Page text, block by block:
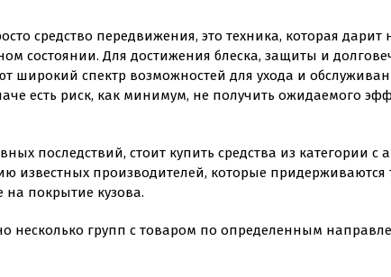
средство передвижения, это техника, которая
состоянии. Для достижения блеска, защиты и
широкий спектр возможностей для ухода и
есть риск, как минимум, не получить ожидаемого
последствий, стоит купить средства из категории
известных производителей, которые
на покрытие кузова.
несколько групп с товаром по определенным